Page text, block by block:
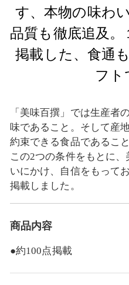
す、本物の味わ
品質も徹底追及
掲載した、食通
フト
「美味百撰」では生産者
味であること。そして産
約束できる食品であること
この2つの条件をもとに
いにかけ、自信をもって
掲載しました。
商品内容
●約100点掲載